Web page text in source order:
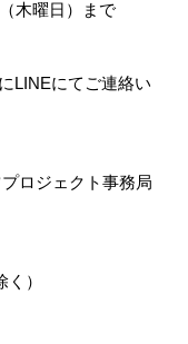
木曜日）まで​
LINEにてご連絡い
ロジェクト事務局​
）​